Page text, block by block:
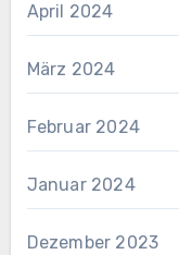
April 2024
März 2024
Februar 2024
Januar 2024
Dezember 2023